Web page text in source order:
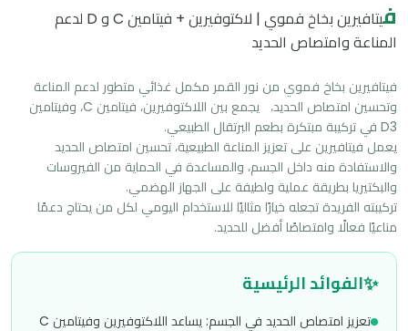
ف
يتافيرين بخاخ فموي | لاكتوفيرين + فيتامين C و D لدعم
المناعة وامتصاص الحديد
مناعيًا فعالًا وامتصاصًا أفضل للحديد.
✨الفوائد الرئيسية
تعزيز امتصاص الحديد في الجسم: يساعد اللاكتوفيرين وفيتامين C